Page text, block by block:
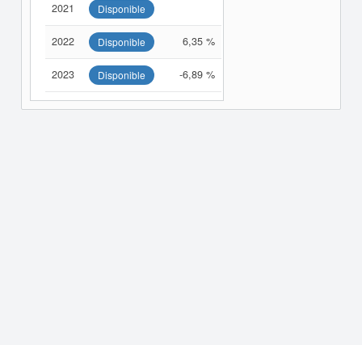
2021 Disponible
2022 Disponible 6,35 %
2023 Disponible -6,89 %